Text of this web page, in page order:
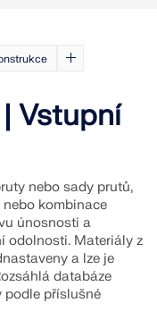
Vstupní
nebo sady prutů,
kombinace
únosnosti a
odolnosti. Materiály z
a lze je
databáze
podle příslušné